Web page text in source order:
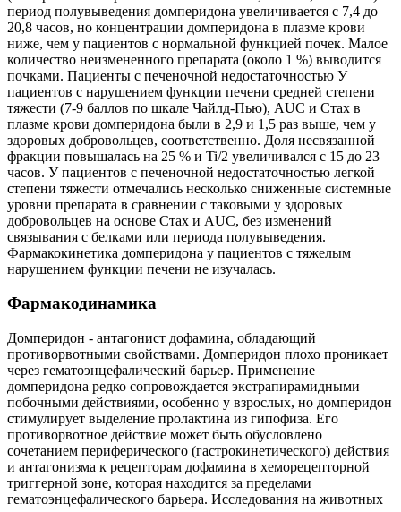
период полувыведения домперидона увеличивается с 7,4 до
20,8 часов, но концентрации домперидона в плазме крови
ниже, чем у пациентов с нормальной функцией почек. Малое
количество неизмененного препарата (около 1 %) выводится
почками. Пациенты с печеночной недостаточностью У
пациентов с нарушением функции печени средней степени
тяжести (7-9 баллов по шкале Чайлд-Пью), AUC и Стах в
плазме крови домперидона были в 2,9 и 1,5 раз выше, чем у
здоровых добровольцев, соответственно. Доля несвязанной
фракции повышалась на 25 % и Ti/2 увеличивался с 15 до 23
часов. У пациентов с печеночной недостаточностью легкой
степени тяжести отмечались несколько сниженные системные
уровни препарата в сравнении с таковыми у здоровых
добровольцев на основе Стах и AUC, без изменений
связывания с белками или периода полувыведения.
Фармакокинетика домперидона у пациентов с тяжелым
нарушением функции печени не изучалась.
Фармакодинамика
Домперидон - антагонист дофамина, обладающий
противорвотными свойствами. Домперидон плохо проникает
через гематоэнцефалический барьер. Применение
домперидона редко сопровождается экстрапирамидными
побочными действиями, особенно у взрослых, но домперидон
стимулирует выделение пролактина из гипофиза. Его
противорвотное действие может быть обусловлено
сочетанием периферического (гастрокинетического) действия
и антагонизма к рецепторам дофамина в хеморецепторной
триггерной зоне, которая находится за пределами
гематоэнцефалического барьера. Исследования на животных